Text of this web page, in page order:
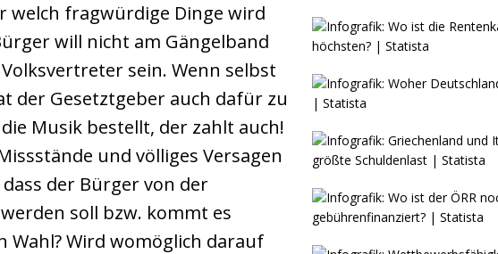
welch fragwürdige Dinge wird
will nicht am Gängelband
sein. Wenn selbst
der Gesetztgeber auch dafür zu
Musik bestellt, der zahlt auch!
und völliges Versagen
der Bürger von der
soll bzw. kommt es
Wird womöglich darauf